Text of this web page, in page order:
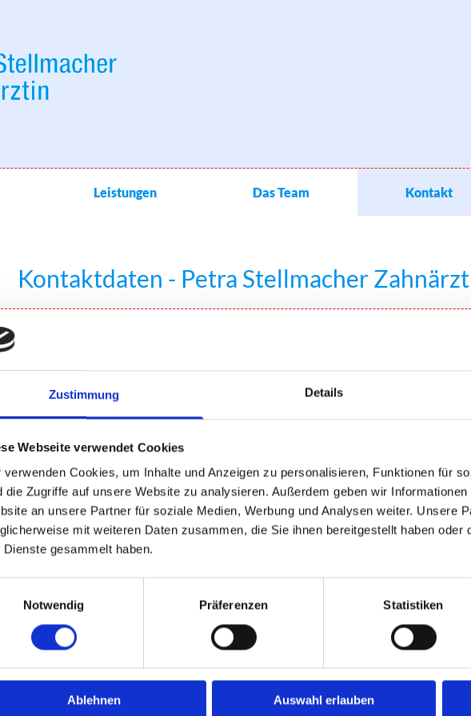
Zustimmung Details
Webseite verwendet Cookies
verwenden Cookies, um Inhalte und Anzeigen zu personalisieren, Funktionen für
die Zugriffe auf unsere Website zu analysieren. Außerdem geben wir
an unsere Partner für soziale Medien, Werbung und Analysen weiter. Unsere
mit weiteren Daten zusammen, die Sie ihnen bereitgestellt haben oder
Dienste gesammelt haben.
Notwendig
Präferenzen Statistiken
Ablehnen Auswahl erlauben
Leistungen Das Team Kontakt
Kontaktdaten - Petra Stellmacher
Montag, Dienstag, Donnerstag
15:00 -
Hier finden Sie uns
Marketing-Cookies, um diese Karte anzuzeigen.